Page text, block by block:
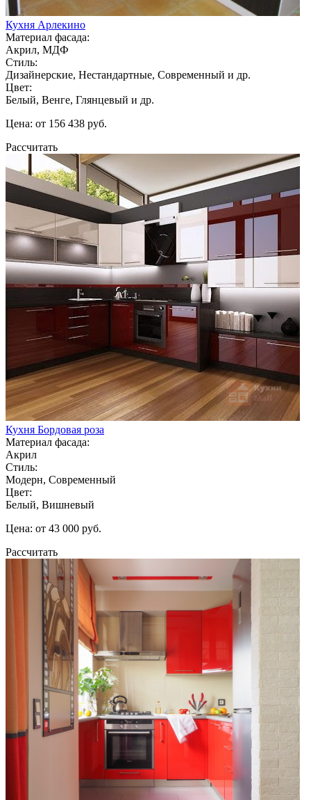
Кухня Арлекино
Материал фасада:
Акрил, МДФ
Стиль:
Дизайнерские, Нестандартные, Современный и др.
Цвет:
Белый, Венге, Глянцевый и др.
Цена: от 156 438 руб.
Рассчитать
Кухня Бордовая роза
Материал фасада:
Акрил
Стиль:
Модерн, Современный
Цвет:
Белый, Вишневый
Цена: от 43 000 руб.
Рассчитать